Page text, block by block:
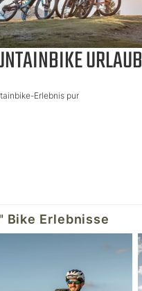
Erlebnis pur
Bike Erlebnisse